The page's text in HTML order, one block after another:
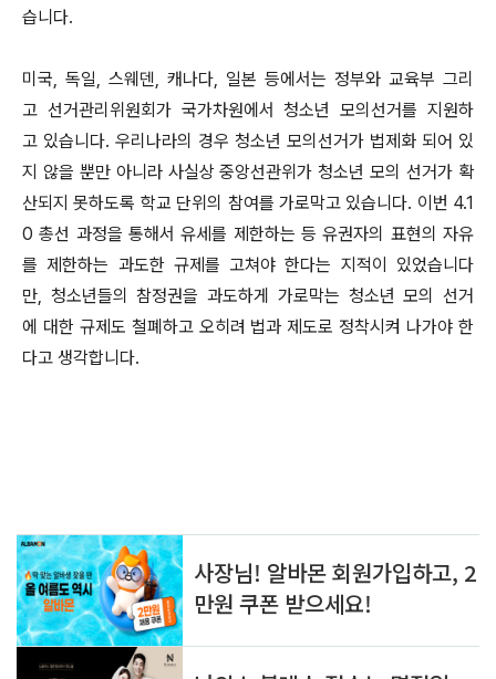
습니다.
미국, 독일, 스웨덴, 캐나다, 일본 등에서는 정부와 교육부 그리
고 선거관리위원회가 국가차원에서 청소년 모의선거를 지원하
고 있습니다. 우리나라의 경우 청소년 모의선거가 법제화 되어 있
지 않을 뿐만 아니라 사실상 중앙선관위가 청소년 모의 선거가 확
산되지 못하도록 학교 단위의 참여를 가로막고 있습니다. 이번 4.1
0 총선 과정을 통해서 유세를 제한하는 등 유권자의 표현의 자유
를 제한하는 과도한 규제를 고쳐야 한다는 지적이 있었습니다
만, 청소년들의 참정권을 과도하게 가로막는 청소년 모의 선거
에 대한 규제도 철폐하고 오히려 법과 제도로 정착시켜 나가야 한
다고 생각합니다.